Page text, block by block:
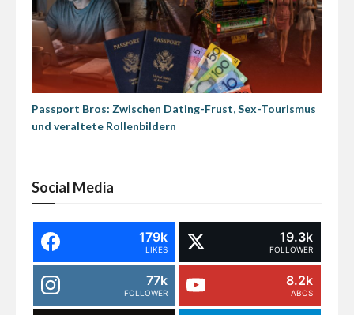
Passport Bros: Zwischen Dating-Frust, Sex-Tourismus
und veraltete Rollenbildern
Social Media
179k
LIKES
19.3k
FOLLOWER
77k
FOLLOWER
8.2k
ABOS